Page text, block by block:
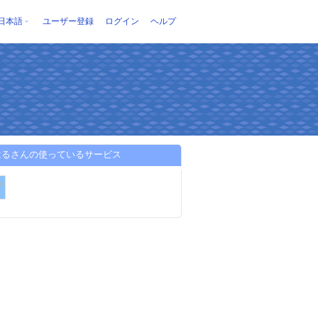
本語 ユーザー登録 ログイン ヘルプ
さんの使っているサービス